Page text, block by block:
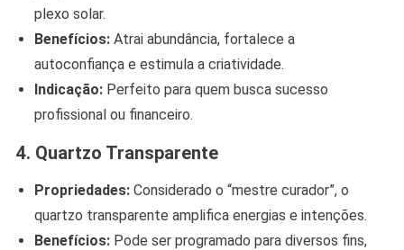
plexo solar.
Benefícios:Atrai abundância, fortalece a
autoconfiança e estimula a criatividade.
Indicação:Perfeito para quem busca sucesso
profissional ou financeiro.
4. Quartzo Transparente
Propriedades:Considerado o “mestre curador”, o
quartzo transparente amplifica energias e intenções.
Benefícios:Pode ser programado para diversos fins,